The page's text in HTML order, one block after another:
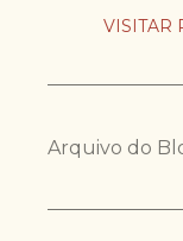
VISITAR
Arquivo do